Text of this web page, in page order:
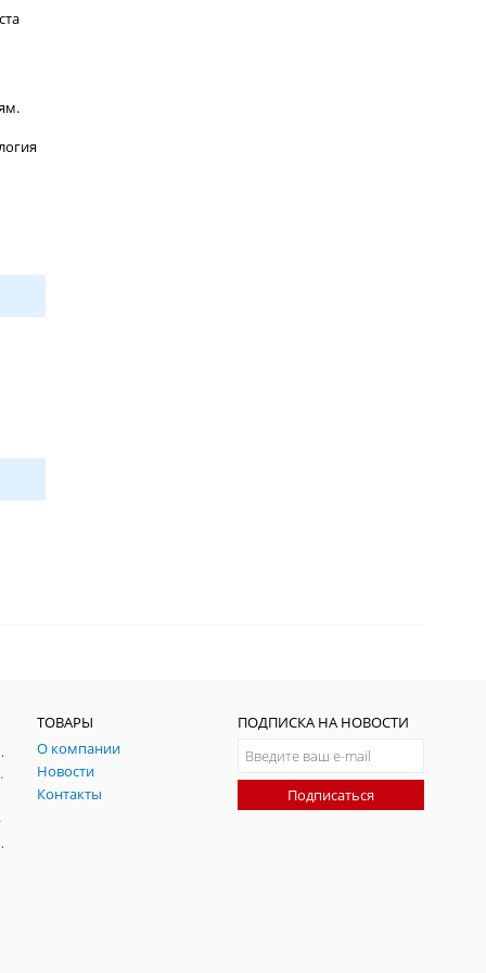
ГНСС
помех
помех
ТОВАРЫ
О компании
Новости
Контакты
ПОДПИСКА НА НОВОСТИ
Подписаться